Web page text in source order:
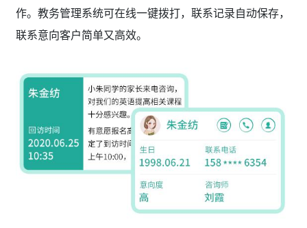
作。 教务管理系统可在线一键拨打，联系记录自动保存，
联系意向客户简单又高效。